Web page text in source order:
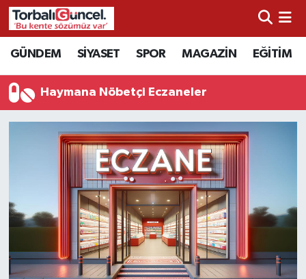
GÜNDEM SİYASET SPOR MAGAZİN EĞİTİM
Haymana Nöbetçi Eczaneler
İzmir Nöbetçi Eczaneler
İzmir Hava Durumu
İzmir Namaz Vakitleri
İzmir Trafik Yoğunluk Haritası
Süper Lig Puan Durumu ve Fikstür
Tüm Manşetler
Son Dakika Haberleri